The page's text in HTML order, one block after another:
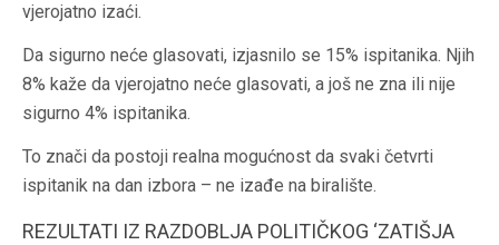
vjerojatno izaći.
Da sigurno neće glasovati, izjasnilo se 15% ispitanika. Njih
8% kaže da vjerojatno neće glasovati, a još ne zna ili nije
sigurno 4% ispitanika.
To znači da postoji realna mogućnost da svaki četvrti
ispitanik na dan izbora – ne izađe na biralište.
REZULTATI IZ RAZDOBLJA POLITIČKOG ‘ZATIŠJA